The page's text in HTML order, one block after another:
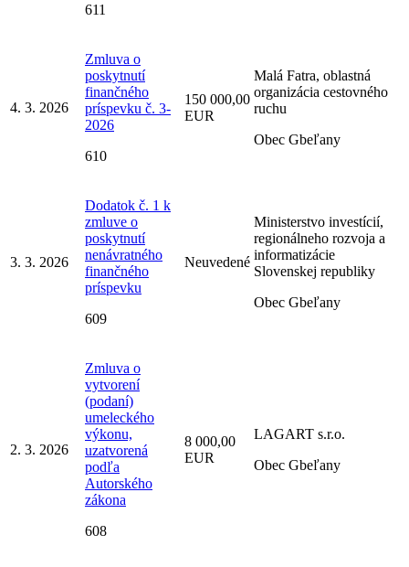
611
4. 3. 2026
Zmluva o
poskytnutí
finančného
príspevku č. 3-
2026
610
150 000,00
EUR
Malá Fatra, oblastná
organizácia cestovného
ruchu
Obec Gbeľany
3. 3. 2026
Dodatok č. 1 k
zmluve o
poskytnutí
nenávratného
finančného
príspevku
609
Neuvedené
Ministerstvo investícií,
regionálneho rozvoja a
informatizácie
Slovenskej republiky
Obec Gbeľany
2. 3. 2026
Zmluva o
vytvorení
(podaní)
umeleckého
výkonu,
uzatvorená
podľa
Autorského
zákona
608
8 000,00
EUR
LAGART s.r.o.
Obec Gbeľany